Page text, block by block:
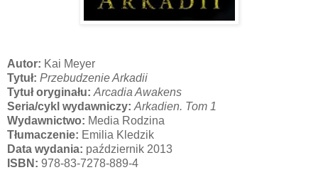
Autor: Kai Meyer
Tytuł: Przebudzenie Arkadii
Tytuł oryginału: Arcadia Awakens
Seria/cykl wydawniczy: Arkadien. Tom 1
Wydawnictwo: Media Rodzina
Tłumaczenie: Emilia Kledzik
Data wydania: październik 2013
ISBN: 978-83-7278-889-4